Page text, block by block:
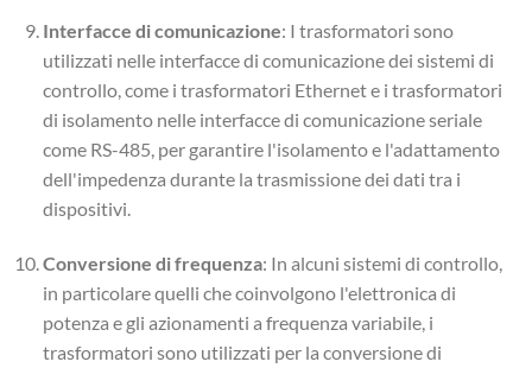
Interfacce di comunicazione: I trasformatori sono
utilizzati nelle interfacce di comunicazione dei sistemi di
controllo, come i trasformatori Ethernet e i trasformatori
di isolamento nelle interfacce di comunicazione seriale
come RS-485, per garantire l'isolamento e l'adattamento
dell'impedenza durante la trasmissione dei dati tra i
dispositivi.
Conversione di frequenza: In alcuni sistemi di controllo,
in particolare quelli che coinvolgono l'elettronica di
potenza e gli azionamenti a frequenza variabile, i
trasformatori sono utilizzati per la conversione di